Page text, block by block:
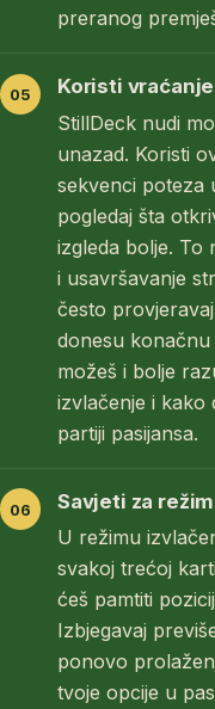
preranog
Koristi
StillDeck nudi
unazad. Koristi
sekvenci poteza
pogledaj šta
izgleda bolje. To
i usavršavanje
često
donesu
možeš i bolje
izvlačenje i kako
partiji pasijansa.
Savjeti za
U režimu
svakoj trećoj
ćeš pamtiti
Izbjegavaj
ponovo
tvoje opcije u